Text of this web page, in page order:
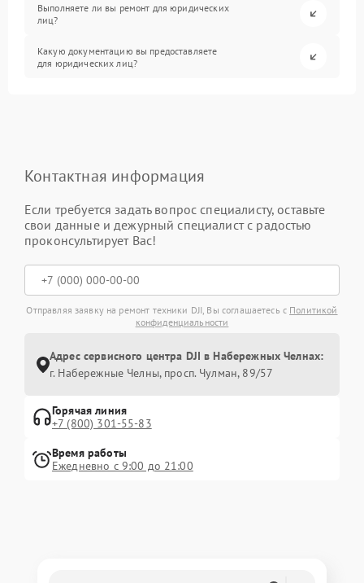
Выполняете ли вы ремонт для юридических
лиц?
Какую документацию вы предоставляете
для юридических лиц?
Контактная информация
Если требуется задать вопрос специалисту, оставьте
свои данные и дежурный специалист с радостью
проконсультирует Вас!
Отправляя заявку на ремонт техники DJI, Вы соглашаетесь с Политикой
конфиденциальности
Адрес сервисного центра DJI в Набережных Челнах:
г. Набережные Челны, просп. Чулман, 89/57
Горячая линия
+7 (800) 301-55-83
Время работы
Ежедневно с 9:00 до 21:00